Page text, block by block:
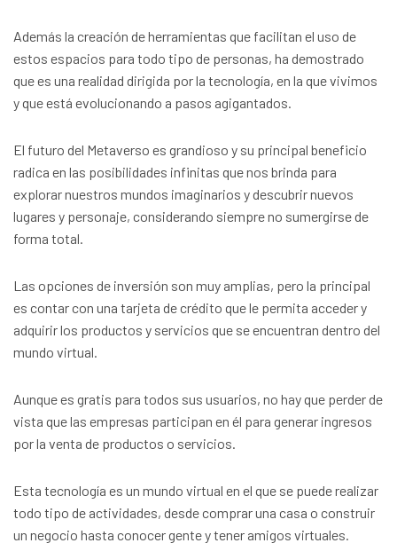
Además la creación de herramientas que facilitan el uso de
estos espacios para todo tipo de personas, ha demostrado
que es una realidad dirigida por la tecnología, en la que vivimos
y que está evolucionando a pasos agigantados.
El futuro del Metaverso es grandioso y su principal beneficio
radica en las posibilidades infinitas que nos brinda para
explorar nuestros mundos imaginarios y descubrir nuevos
lugares y personaje, considerando siempre no sumergirse de
forma total.
Las opciones de inversión son muy amplias, pero la principal
es contar con una tarjeta de crédito que le permita acceder y
adquirir los productos y servicios que se encuentran dentro del
mundo virtual.
Aunque es gratis para todos sus usuarios, no hay que perder de
vista que las empresas participan en él para generar ingresos
por la venta de productos o servicios.
Esta tecnología es un mundo virtual en el que se puede realizar
todo tipo de actividades, desde comprar una casa o construir
un negocio hasta conocer gente y tener amigos virtuales.